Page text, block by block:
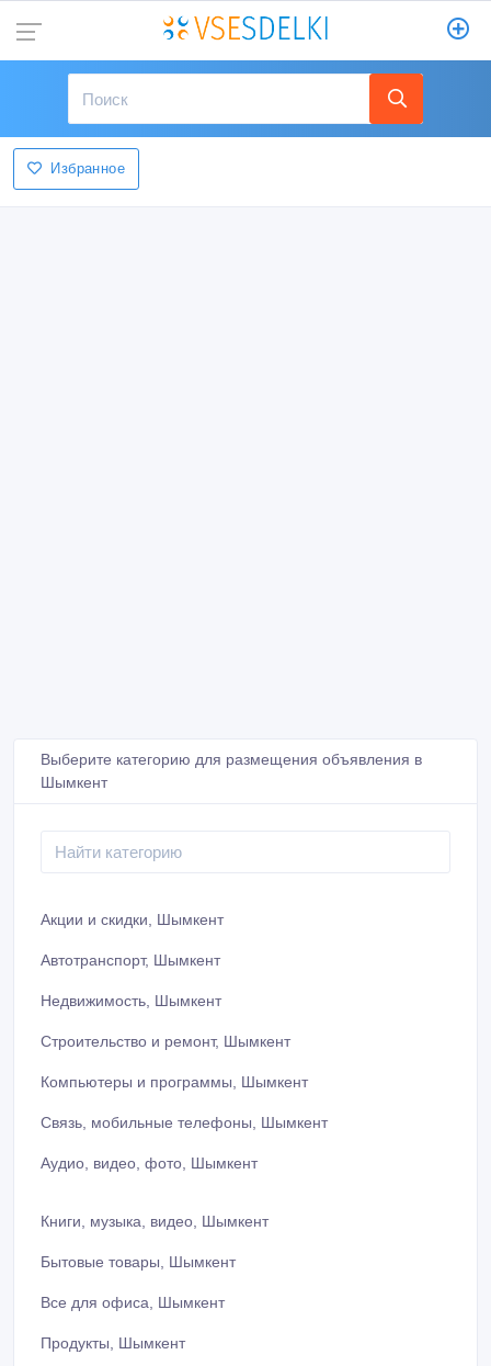
Избранное
Выберите категорию для размещения объявления в
Шымкент
Акции и скидки, Шымкент
Автотранспорт, Шымкент
Недвижимость, Шымкент
Строительство и ремонт, Шымкент
Компьютеры и программы, Шымкент
Связь, мобильные телефоны, Шымкент
Аудио, видео, фото, Шымкент
Книги, музыка, видео, Шымкент
Бытовые товары, Шымкент
Все для офиса, Шымкент
Продукты, Шымкент